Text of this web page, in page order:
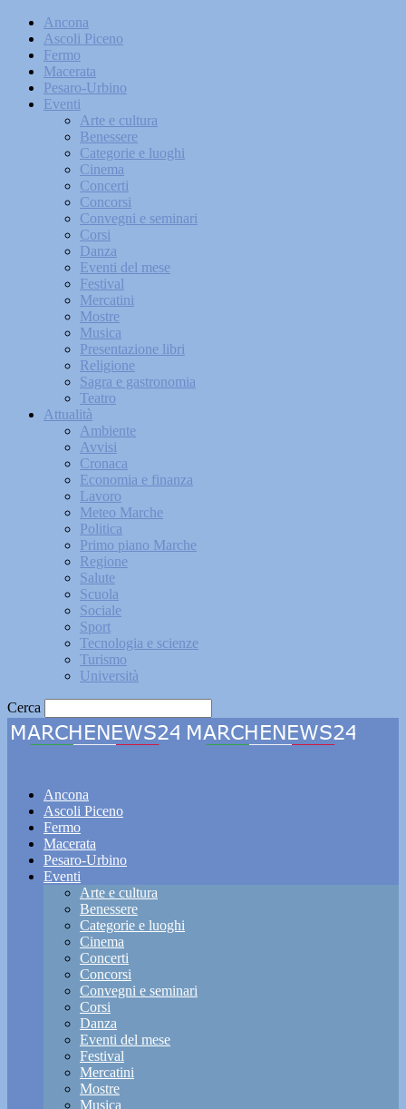
Ancona
Ascoli Piceno
Fermo
Macerata
Pesaro-Urbino
Eventi
Arte e cultura
Benessere
Categorie e luoghi
Cinema
Concerti
Concorsi
Convegni e seminari
Corsi
Danza
Eventi del mese
Festival
Mercatini
Mostre
Musica
Presentazione libri
Religione
Sagra e gastronomia
Teatro
Attualità
Ambiente
Avvisi
Cronaca
Economia e finanza
Lavoro
Meteo Marche
Politica
Primo piano Marche
Regione
Salute
Scuola
Sociale
Sport
Tecnologia e scienze
Turismo
Università
Cerca
Ancona
Ascoli Piceno
Fermo
Macerata
Pesaro-Urbino
Eventi
Arte e cultura
Benessere
Categorie e luoghi
Cinema
Concerti
Concorsi
Convegni e seminari
Corsi
Danza
Eventi del mese
Festival
Mercatini
Mostre
Musica